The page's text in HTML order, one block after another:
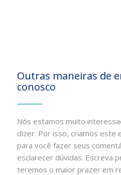
Outras maneiras de
conosco
Nós estamos muito
dizer. Por isso, criamos este
para você fazer seus
esclarecer dúvidas. Escreva
teremos o maior prazer em